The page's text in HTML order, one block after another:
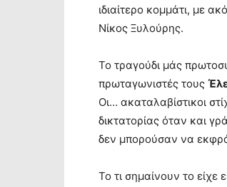
ιδιαίτερο κομμάτι, με
Νίκος Ξυλούρης.
Το τραγούδι μάς
πρωταγωνιστές τους
Οι… ακαταλαβίστικοι
δικτατορίας όταν και
δεν μπορούσαν να
Το τι σημαίνουν το είχε